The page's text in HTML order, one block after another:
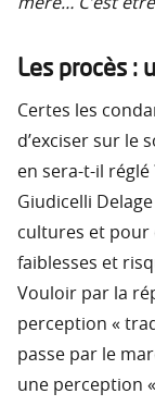
Les procès :
Certes les
d’exciser sur le
en sera-t-il réglé
Giudicelli
cultures et pour
faiblesses et
Vouloir par la
perception «
passe par le
une perception